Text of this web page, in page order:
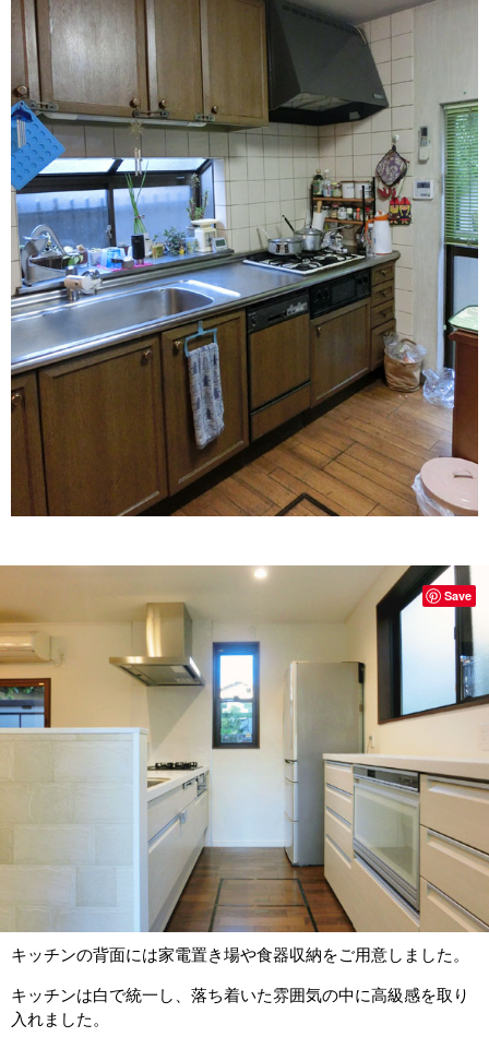
キッチンの背面には家電置き場や食器収納をご用意しました。
キッチンは白で統一し、落ち着いた雰囲気の中に高級感を取り
入れました。
Save